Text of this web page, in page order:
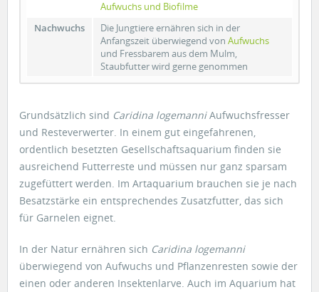
Aufwuchs und Biofilme
Nachwuchs
Die Jungtiere ernähren sich in der
Anfangszeit überwiegend von Aufwuchs
und Fressbarem aus dem Mulm,
Staubfutter wird gerne genommen
Grundsätzlich sind Caridina logemanniAufwuchsfresser
und Resteverwerter. In einem gut eingefahrenen,
ordentlich besetzten Gesellschaftsaquarium finden sie
ausreichend Futterreste und müssen nur ganz sparsam
zugefüttert werden. Im Artaquarium brauchen sie je nach
Besatzstärke ein entsprechendes Zusatzfutter, das sich
für Garnelen eignet.
In der Natur ernähren sich Caridina logemanni
überwiegend von Aufwuchs und Pflanzenresten sowie der
einen oder anderen Insektenlarve. Auch im Aquarium hat